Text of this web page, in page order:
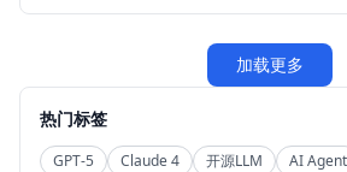
加载更多
热门标签
GPT-5 Claude 4 开源LLM AI Agent